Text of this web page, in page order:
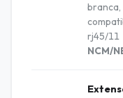
branca,
rj45/11
NCM/